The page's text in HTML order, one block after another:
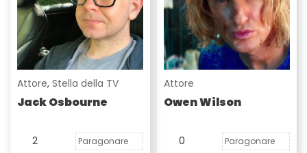
Attore, Stella della TV
Jack Osbourne
2 Paragonare
Attore
Owen Wilson
0 Paragonare